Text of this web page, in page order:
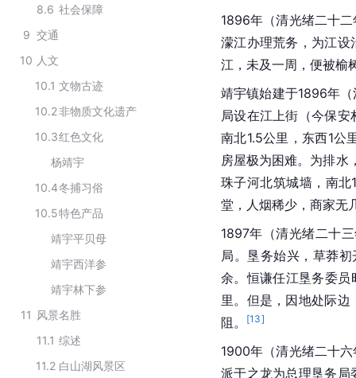
8.6 社会保障
9 交通
10 人文
10.1 文物古迹
10.2非物质文化遗产
10.3红色文化
杨靖宇
10.4冬捕习俗
10.5特色产品
靖宇平贝母
靖宇西洋参
靖宇林下参
11 风景名胜
11.1 综述
11.2 白山湖风景区
1896年（清光绪二十
濛江办理荒务，为江设
江，未及一周，便被榆
靖宇镇始建于1896年
局设在江上街（今保
南北1.5公里，东西1公
房屋极为困难。为排水
珠子河北筑城墙，南
堂，人烟稀少，商家无
1897年（清光绪二十
局。垦务始兴，草莽
余。恒谦任江垦务委
里。但是，因地处际
阻。
[13]
1900年（清光绪二十
派于之龙为总理垦务局